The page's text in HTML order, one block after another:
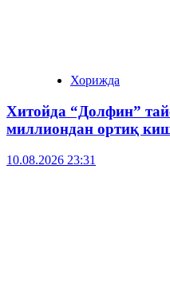
Хорижда
Хитойда “Долфин”
миллиондан ортиқ
10.08.2026 23:31